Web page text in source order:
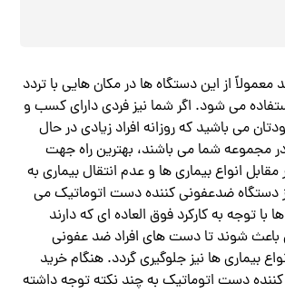
معمولاً از این دستگاه ها در مکان هایی با تردد
می شود. اگر شما نیز فردی دارای کسب و
می باشید که روزانه افراد زیادی در حال
مجموعه شما می باشند، بهترین راه جهت
انواع بیماری ها و عدم انتقال بیماری به
دستگاه ضدعفونی کننده دست اتوماتیک می
با توجه به کارکرد فوق العاده ای که دارند
باعث شوند تا دست های افراد ضد عفونی
بیماری ها نیز جلوگیری گردد. هنگام خرید
دست اتوماتیک به چند نکته توجه داشته